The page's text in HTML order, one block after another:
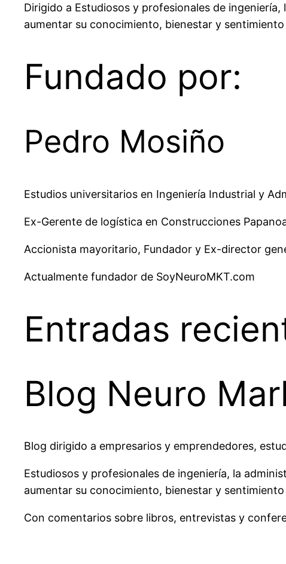
Dirigido a Estudiosos y profesionales de
aumentar su conocimiento, bienestar y
Fundado por:
Pedro Mosiño
Estudios universitarios en Ingeniería Industrial y
Ex-Gerente de logística en Construcciones
Accionista mayoritario, Fundador y Ex-director
Actualmente fundador de SoyNeuroMKT.com
Entradas
Blog Neuro
Blog dirigido a empresarios y emprendedores,
Estudiosos y profesionales de ingeniería, la
aumentar su conocimiento, bienestar y
Con comentarios sobre libros, entrevistas y